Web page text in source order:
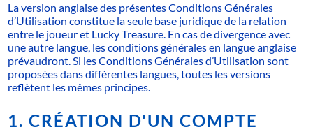
La version anglaise des présentes Conditions Générales
d’Utilisation constitue la seule base juridique de la relation
entre le joueur et Lucky Treasure. En cas de divergence avec
une autre langue, les conditions générales en langue anglaise
prévaudront. Si les Conditions Générales d’Utilisation sont
proposées dans différentes langues, toutes les versions
reflètent les mêmes principes.
1. CRÉATION D'UN COMPTE